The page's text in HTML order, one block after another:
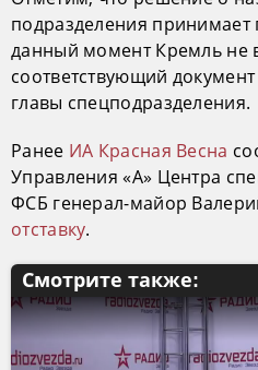
подразделения принимает
данный момент Кремль не
соответствующий
главы спецподразделения.
Ранее ИА Красная Весна
Управления «А» Центра
ФСБ генерал-майор
отставку.
Смотрите также: